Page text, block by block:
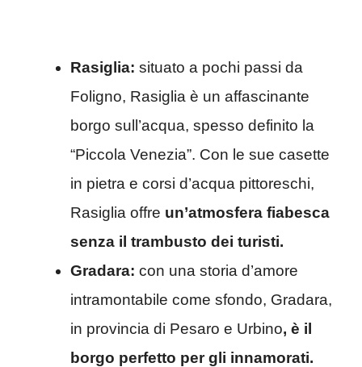
Rasiglia: situato a pochi passi da
Foligno, Rasiglia è un affascinante
borgo sull’acqua, spesso definito la
“Piccola Venezia”. Con le sue casette
in pietra e corsi d’acqua pittoreschi,
Rasiglia offre un’atmosfera fiabesca
senza il trambusto dei turisti.
Gradara: con una storia d’amore
intramontabile come sfondo, Gradara,
in provincia di Pesaro e Urbino, è il
borgo perfetto per gli innamorati.